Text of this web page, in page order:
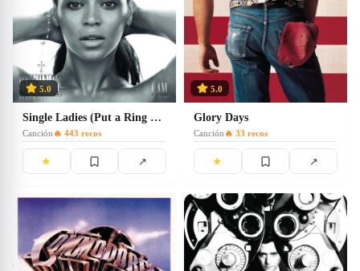
5.0
Single Ladies (Put a Ring on It)
Canción 🔥 443 recos
★ ↗
5.0
Glory Days
Canción 🔥 33 recos
★ ↗